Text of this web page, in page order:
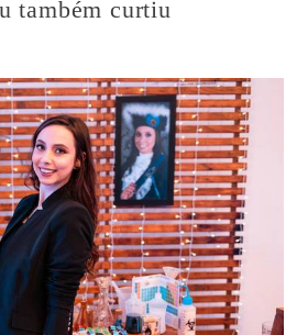
também curtiu
687 1